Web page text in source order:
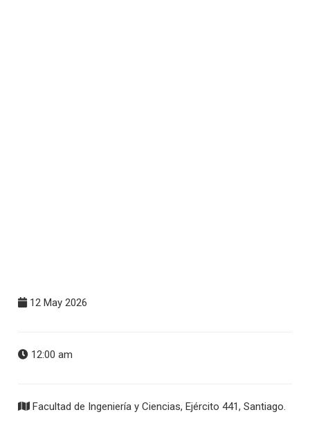
12 May 2026
12:00 am
Facultad de Ingeniería y Ciencias, Ejército 441, Santiago.